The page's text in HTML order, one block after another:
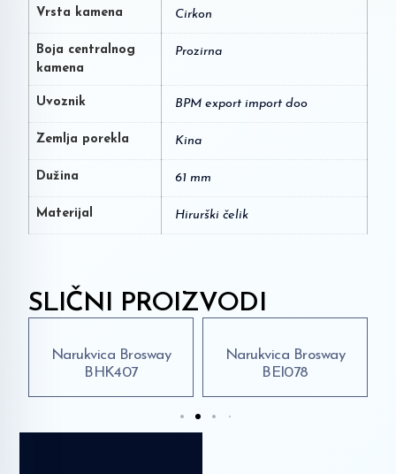
Vrsta kamena Cirkon
Boja centralnog
kamena
Prozirna
Uvoznik BPM export import doo
Zemlja porekla Kina
Dužina 61 mm
Materijal Hirurški čelik
SLIČNI PROIZVODI
Narukvica Brosway
BHK407
Narukvica Brosway
BEI078